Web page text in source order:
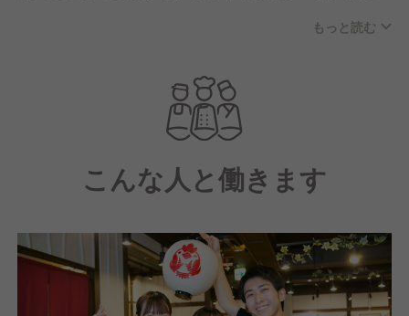
お客様に焼き鳥だけではなく感動体験を提供し元気に
なって帰ってもらうお仕事です。
もっと読む
こんな人と働きます